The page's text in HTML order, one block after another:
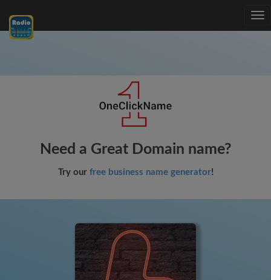
Need a Great Domain name?
Try our free business name generator!